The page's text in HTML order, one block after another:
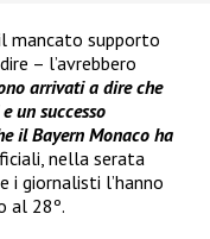
mancato supporto
– l’avrebbero
arrivati a dire che
un successo
il Bayern Monaco ha
nella serata
i giornalisti l’hanno
al 28º.